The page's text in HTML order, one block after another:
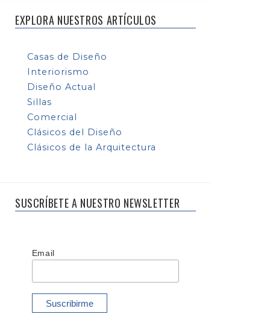
EXPLORA NUESTROS ARTÍCULOS
Casas de Diseño
Interiorismo
Diseño Actual
Sillas
Comercial
Clásicos del Diseño
Clásicos de la Arquitectura
SUSCRÍBETE A NUESTRO NEWSLETTER
Email